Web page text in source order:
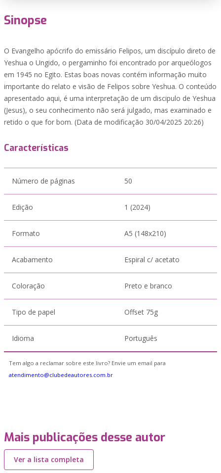
Sinopse
O Evangelho apócrifo do emissário Felipos, um discípulo direto de
Yeshua o Ungido, o pergaminho foi encontrado por arqueólogos
em 1945 no Egito. Estas boas novas contém informação muito
importante do relato e visão de Felipos sobre Yeshua. O conteúdo
apresentado aqui, é uma interpretação de um discipulo de Yeshua
(Jesus), o seu conhecimento não será julgado, mas examinado e
retido o que for bom. (Data de modificação 30/04/2025 20:26)
Características
Número de páginas 50
Edição 1 (2024)
Formato A5 (148x210)
Acabamento Espiral c/ acetato
Coloração Preto e branco
Tipo de papel Offset 75g
Idioma Português
Tem algo a reclamar sobre este livro? Envie um email para
atendimento@clubedeautores.com.br
Mais publicações desse autor
Ver a lista completa